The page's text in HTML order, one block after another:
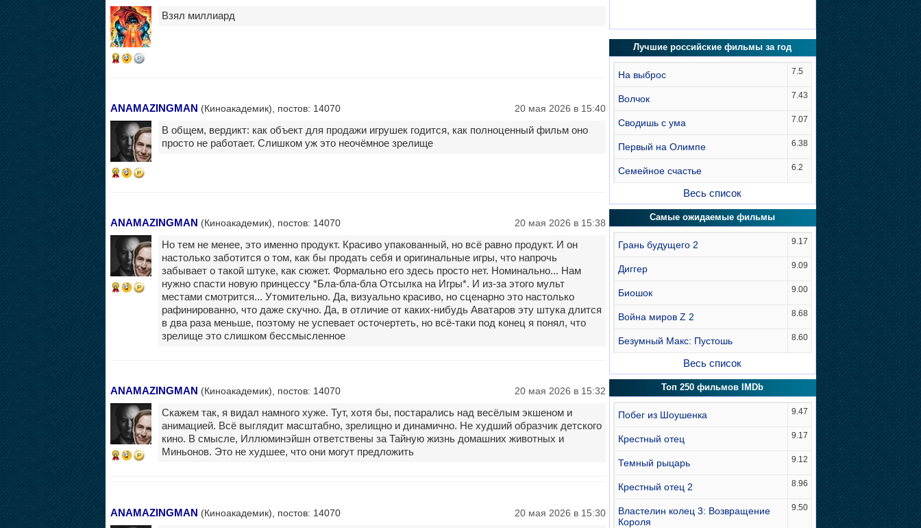
14
Взял миллиард
ANAMAZINGMAN (Киноакадемик), постов: 14070 20 мая 2026 в 15:40
6
В общем, вердикт: как объект для продажи игрушек годится, как полноценный фильм оно
просто не работает. Слишком уж это неочёмное зрелище
ANAMAZINGMAN (Киноакадемик), постов: 14070 20 мая 2026 в 15:38
6
Но тем не менее, это именно продукт. Красиво упакованный, но всё равно продукт. И он
настолько заботится о том, как бы продать себя и оригинальные игры, что напрочь
забывает о такой штуке, как сюжет. Формально его здесь просто нет. Номинально... Нам
нужно спасти новую принцессу *Бла-бла-бла Отсылка на Игры*. И из-за этого мульт
местами смотрится... Утомительно. Да, визуально красиво, но сценарно это настолько
рафинированно, что даже скучно. Да, в отличие от каких-нибудь Аватаров эту штука длится
в два раза меньше, поэтому не успевает осточертеть, но всё-таки под конец я понял, что
зрелище это слишком бессмысленное
ANAMAZINGMAN (Киноакадемик), постов: 14070 20 мая 2026 в 15:32
6
Скажем так, я видал намного хуже. Тут, хотя бы, постарались над весёлым экшеном и
анимацией. Всё выглядит масштабно, зрелищно и динамично. Не худший образчик детского
кино. В смысле, Иллюминэйшн ответствены за Тайную жизнь домашних животных и
Миньонов. Это не худшее, что они могут предложить
ANAMAZINGMAN (Киноакадемик), постов: 14070 20 мая 2026 в 15:30
Лучшие российские фильмы за год
На выброс 7.5
Волчок 7.43
Сводишь с ума 7.07
Первый на Олимпе 6.38
Семейное счастье 6.2
Весь список
Самые ожидаемые фильмы
Грань будущего 2 9.17
Диггер 9.09
Биошок 9.00
Война миров Z 2 8.68
Безумный Макс: Пустошь 8.60
Весь список
Топ 250 фильмов IMDb
Побег из Шоушенка 9.47
Крестный отец 9.17
Темный рыцарь 9.12
Крестный отец 2 8.96
Властелин колец 3: Возвращение
Короля
9.50